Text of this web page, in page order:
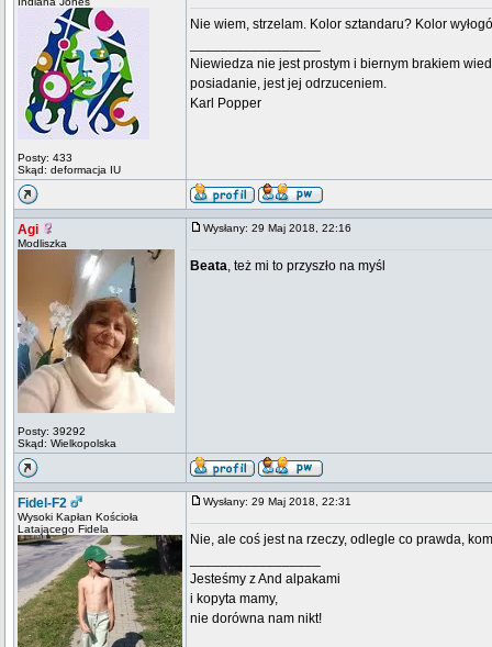
Posty: 433
Skąd: deformacja IU
Nie wiem, strzelam. Kolor sztandaru? Kolor
Niewiedza nie jest prostym i biernym brakiem
posiadanie, jest jej odrzuceniem.
Karl Popper
Agi
Modliszka
Posty: 39292
Skąd: Wielkopolska
Wysłany: 29 Maj 2018, 22:16
Beata, też mi to przyszło na myśl
Fidel-F2
Wysoki Kapłan Kościoła
Latającego Fidela
Wysłany: 29 Maj 2018, 22:31
Nie, ale coś jest na rzeczy, odlegle co prawda,
Jesteśmy z And alpakami
i kopyta mamy,
nie dorówna nam nikt!